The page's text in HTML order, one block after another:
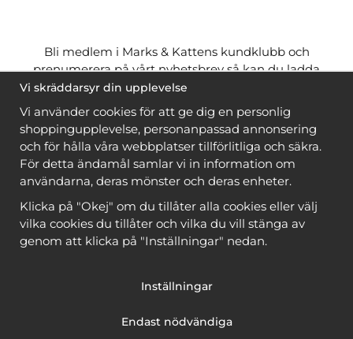
Bli medlem i Marks & Kattens kundklubb och
prenumerera på vårt nyhetsbrev så kan du ladda
ner många mönstergratisoch få många
när du handlar garn till mönstret. Du ser vilka som
ärgratis när du ärinloggad.
Bli medlem
Copyright © 2026, Marks & Kattens AB
Vi skräddarsyr din upplevelse
Vi använder cookies för att ge dig en personlig
shoppingupplevelse, personanpassad annonsering
och för hålla våra webbplatser tillförlitliga och säkra.
För detta ändamål samlar vi in information om
användarna, deras mönster och deras enheter.
Klicka på "Okej" om du tillåter alla cookies eller välj
vilka cookies du tillåter och vilka du vill stänga av
genom att klicka på "Inställningar" nedan.
Inställningar
Endast nödvändiga